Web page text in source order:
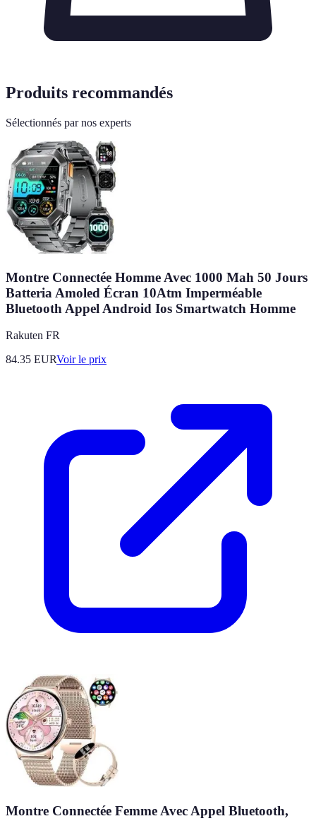
Produits recommandés
Sélectionnés par nos experts
Montre Connectée Homme Avec 1000 Mah 50 Jours
Batteria Amoled Écran 10Atm Imperméable
Bluetooth Appel Android Ios Smartwatch Homme
Rakuten FR
84.35 EURVoir le prix
Montre Connectée Femme Avec Appel Bluetooth,